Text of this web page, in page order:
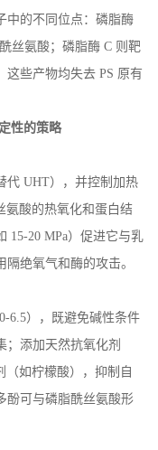
中的不同位点：磷脂酶
丝氨酸；磷脂酶 C 则靶
这些产物均失去 PS 原有
性的策略
代 UHT），并控制加热
氨酸的热氧化和蛋白结
15-20 MPa）促进它与乳
绝氧气和酶的攻击。
6.5），既避免碱性条件
；添加天然抗氧化剂
（如柠檬酸），抑制自
酚可与磷脂酰丝氨酸形